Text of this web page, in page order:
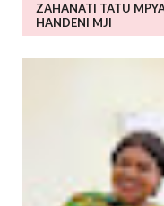
ZAHANATI TATU
HANDENI MJI